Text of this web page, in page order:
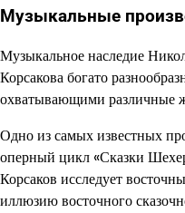
Музыкальные
Музыкальное наследие
Корсакова богато
охватывающими различные
Одно из самых известных
оперный цикл «Сказки
Корсаков исследует
иллюзию восточного